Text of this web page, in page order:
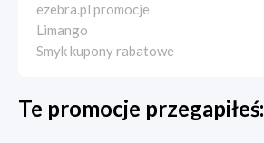
ezebra.pl promocje
Limango
Smyk kupony rabatowe
Te promocje przegapiłeś: